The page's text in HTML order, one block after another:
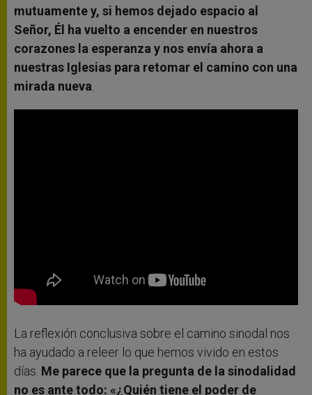
mutuamente y, si hemos dejado espacio al
Señor, Él ha vuelto a encender en nuestros
corazones la esperanza y nos envía ahora a
nuestras Iglesias para retomar el camino con una
mirada nueva
La reflexión conclusiva sobre el camino sinodal nos
ha ayudado a releer lo que hemos vivido en estos
días. Me parece que la pregunta de la sinodalidad
no es ante todo: «¿Quién tiene el poder de